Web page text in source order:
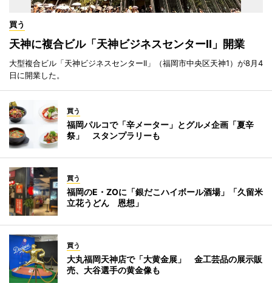
買う
天神に複合ビル「天神ビジネスセンターII」開業
大型複合ビル「天神ビジネスセンターII」（福岡市中央区天神1）が8月4
日に開業した。
買う
福岡パルコで「辛メーター」とグルメ企画「夏辛
祭」 スタンプラリーも
買う
福岡のE・ZOに「銀だこハイボール酒場」「久留米
立花うどん 恩想」
買う
大丸福岡天神店で「大黄金展」 金工芸品の展示販
売、大谷選手の黄金像も